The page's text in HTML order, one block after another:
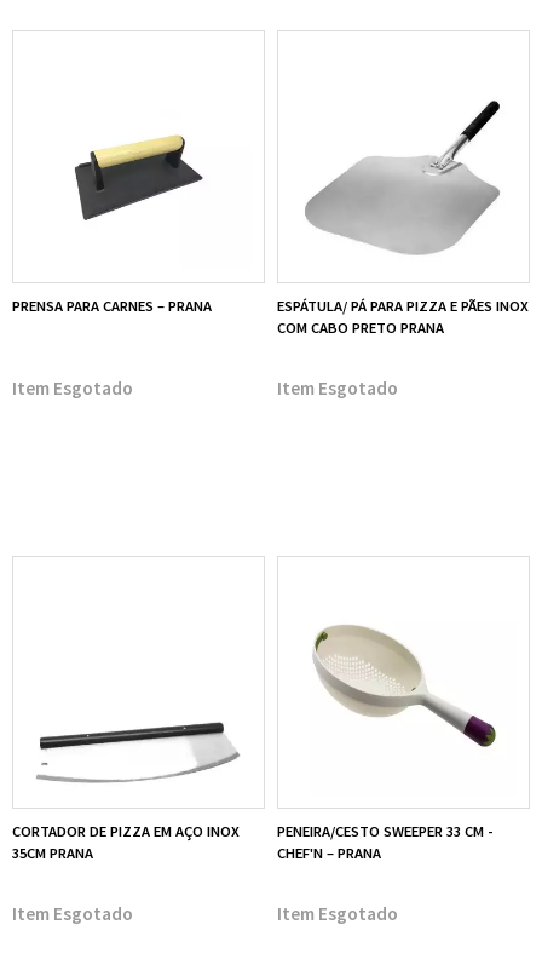
PRENSA PARA CARNES – PRANA
Esgotado
ESPÁTULA/ PÁ PARA PIZZA E PÃES INOX
COM CABO PRETO PRANA
Esgotado
CORTADOR DE PIZZA EM AÇO INOX
35CM PRANA
Esgotado
PENEIRA/CESTO SWEEPER 33 CM -
CHEF'N – PRANA
Esgotado